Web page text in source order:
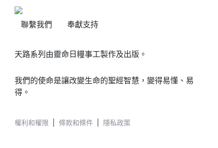
聯繫我們 奉獻支持
天路系列由靈命日糧事工製作及出版。
我們的使命是讓改變生命的聖經智慧，變得易懂、易
得。
權利和權限 條款和條件 隱私政策